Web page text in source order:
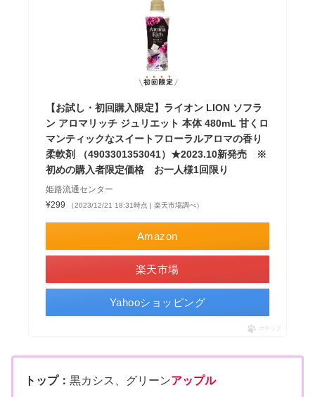
【お試し・初回購入限定】ライオン LION ソフラ
ン アロマリッチ ジュリエット 本体 480mL 甘くロ
マンティックなスイートフローラルアロマの香り
柔軟剤 （4903301353041）★2023.10新発売 ※
初めの購入者限定価格 お一人様1回限り
姫路流通センター
¥299
（2023/12/21 18:31時点 | 楽天市場調べ）
Amazon
楽天市場
Yahooショッピング
ポチップ
トップ： 黒カシス、グリーンアップル